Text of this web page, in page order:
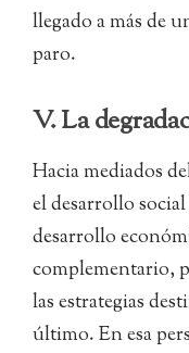
llegado a más de
paro.
V. La
Hacia mediados
el desarrollo
desarrollo
complementario,
las estrategias
último. En esa